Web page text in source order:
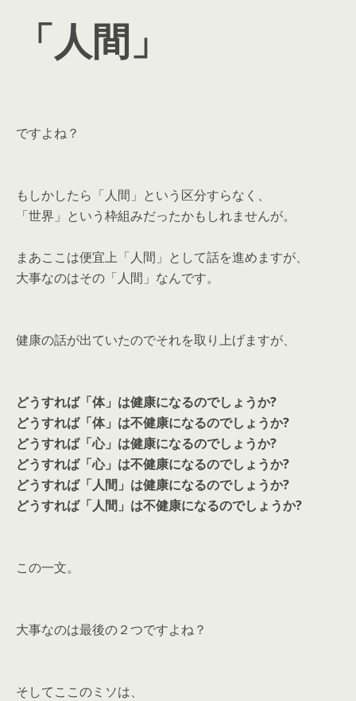
「人間」
ですよね？
もしかしたら「人間」という区分すらなく、
「世界」という枠組みだったかもしれませんが。
まあここは便宜上「人間」として話を進めますが、
大事なのはその「人間」なんです。
健康の話が出ていたのでそれを取り上げますが、
どうすれば「体」は健康になるのでしょうか?
どうすれば「体」は不健康になるのでしょうか?
どうすれば「心」は健康になるのでしょうか?
どうすれば「心」は不健康になるのでしょうか?
どうすれば「人間」は健康になるのでしょうか?
どうすれば「人間」は不健康になるのでしょうか?
この一文。
大事なのは最後の２つですよね？
そしてここのミソは、